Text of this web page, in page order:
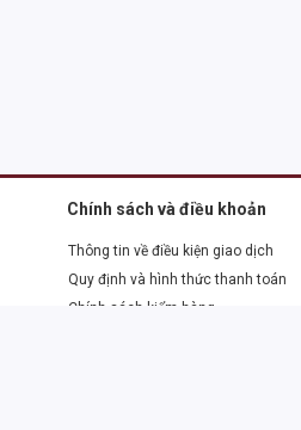
Chính sách và điều khoản
Thông tin về điều kiện giao dịch
Quy định và hình thức thanh toán
Chính sách kiểm hàng